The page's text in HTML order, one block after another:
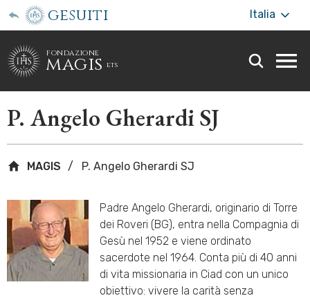
gesuiti Italia
fondazione
magis ets
P. Angelo Gherardi SJ
MAGIS P. Angelo Gherardi SJ
Padre Angelo Gherardi, originario di Torre
dei Roveri (BG), entra nella Compagnia di
Gesù nel 1952 e viene ordinato
sacerdote nel 1964. Conta più di 40 anni
di vita missionaria in Ciad con un unico
obiettivo: vivere la carità senza